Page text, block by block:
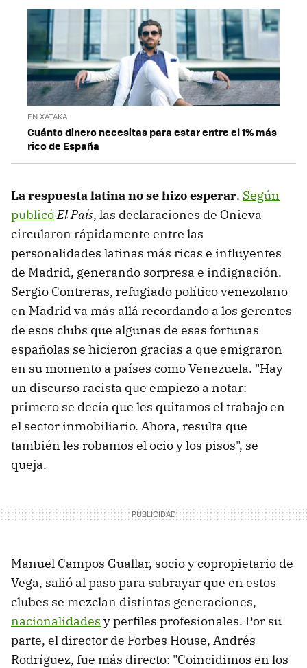
EN XATAKA
Cuánto dinero necesitas para estar entre el 1% más
rico de España
La respuesta latina no se hizo esperar. Según
publicóEl País, las declaraciones de Onieva
circularon rápidamente entre las
personalidades latinas más ricas e influyentes
de Madrid, generando sorpresa e indignación.
Sergio Contreras, refugiado político venezolano
en Madrid va más allá recordando a los gerentes
de esos clubs que algunas de esas fortunas
españolas se hicieron gracias a que emigraron
en su momento a países como Venezuela. "Hay
un discurso racista que empiezo a notar:
primero se decía que les quitamos el trabajo en
el sector inmobiliario. Ahora, resulta que
también les robamos el ocio y los pisos", se
queja.
Manuel Campos Guallar, socio y copropietario de
Vega, salió al paso para subrayar que en estos
clubes se mezclan distintas generaciones,
nacionalidades y perfiles profesionales. Por su
parte, el director de Forbes House, Andrés
Rodríguez, fue más directo: "Coincidimos en los